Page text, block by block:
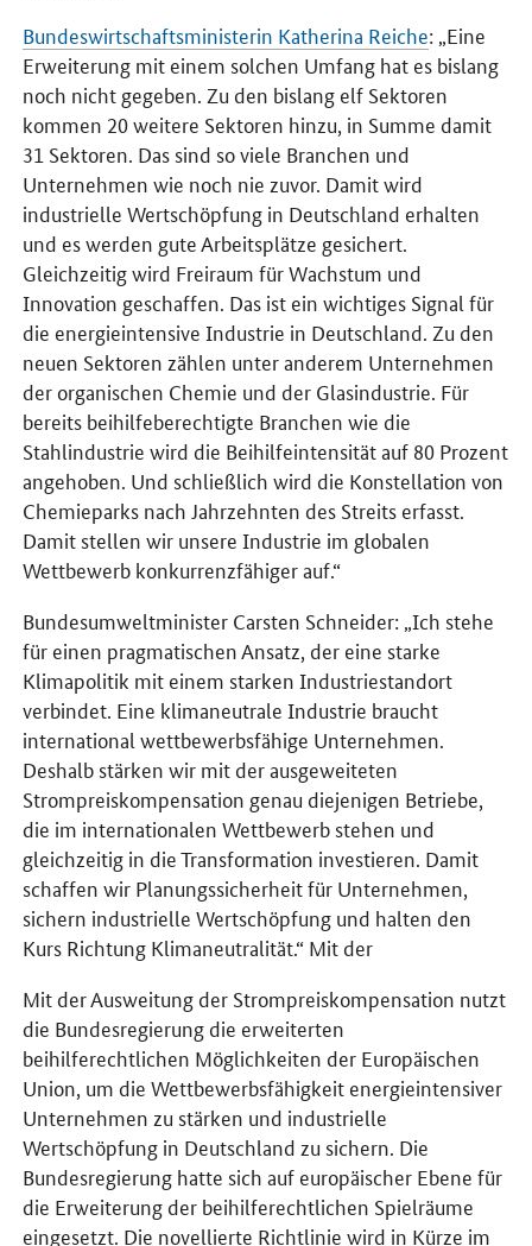
Bundeswirtschaftsministerin Katherina Reiche: „Eine
Erweiterung mit einem solchen Umfang hat es bislang
noch nicht gegeben. Zu den bislang elf Sektoren
kommen 20 weitere Sektoren hinzu, in Summe damit
31 Sektoren. Das sind so viele Branchen und
Unternehmen wie noch nie zuvor. Damit wird
industrielle Wertschöpfung in Deutschland erhalten
und es werden gute Arbeitsplätze gesichert.
Gleichzeitig wird Freiraum für Wachstum und
Innovation geschaffen. Das ist ein wichtiges Signal für
die energieintensive Industrie in Deutschland. Zu den
neuen Sektoren zählen unter anderem Unternehmen
der organischen Chemie und der Glasindustrie. Für
bereits beihilfeberechtigte Branchen wie die
Stahlindustrie wird die Beihilfeintensität auf 80 Prozent
angehoben. Und schließlich wird die Konstellation von
Chemieparks nach Jahrzehnten des Streits erfasst.
Damit stellen wir unsere Industrie im globalen
Wettbewerb konkurrenzfähiger auf.“
Bundesumweltminister Carsten Schneider: „Ich stehe
für einen pragmatischen Ansatz, der eine starke
Klimapolitik mit einem starken Industriestandort
verbindet. Eine klimaneutrale Industrie braucht
international wettbewerbsfähige Unternehmen.
Deshalb stärken wir mit der ausgeweiteten
Strompreiskompensation genau diejenigen Betriebe,
die im internationalen Wettbewerb stehen und
gleichzeitig in die Transformation investieren. Damit
schaffen wir Planungssicherheit für Unternehmen,
sichern industrielle Wertschöpfung und halten den
Kurs Richtung Klimaneutralität.“ Mit der
Mit der Ausweitung der Strompreiskompensation nutzt
die Bundesregierung die erweiterten
beihilferechtlichen Möglichkeiten der Europäischen
Union, um die Wettbewerbsfähigkeit energieintensiver
Unternehmen zu stärken und industrielle
Wertschöpfung in Deutschland zu sichern. Die
Bundesregierung hatte sich auf europäischer Ebene für
die Erweiterung der beihilferechtlichen Spielräume
eingesetzt. Die novellierte Richtlinie wird in Kürze im